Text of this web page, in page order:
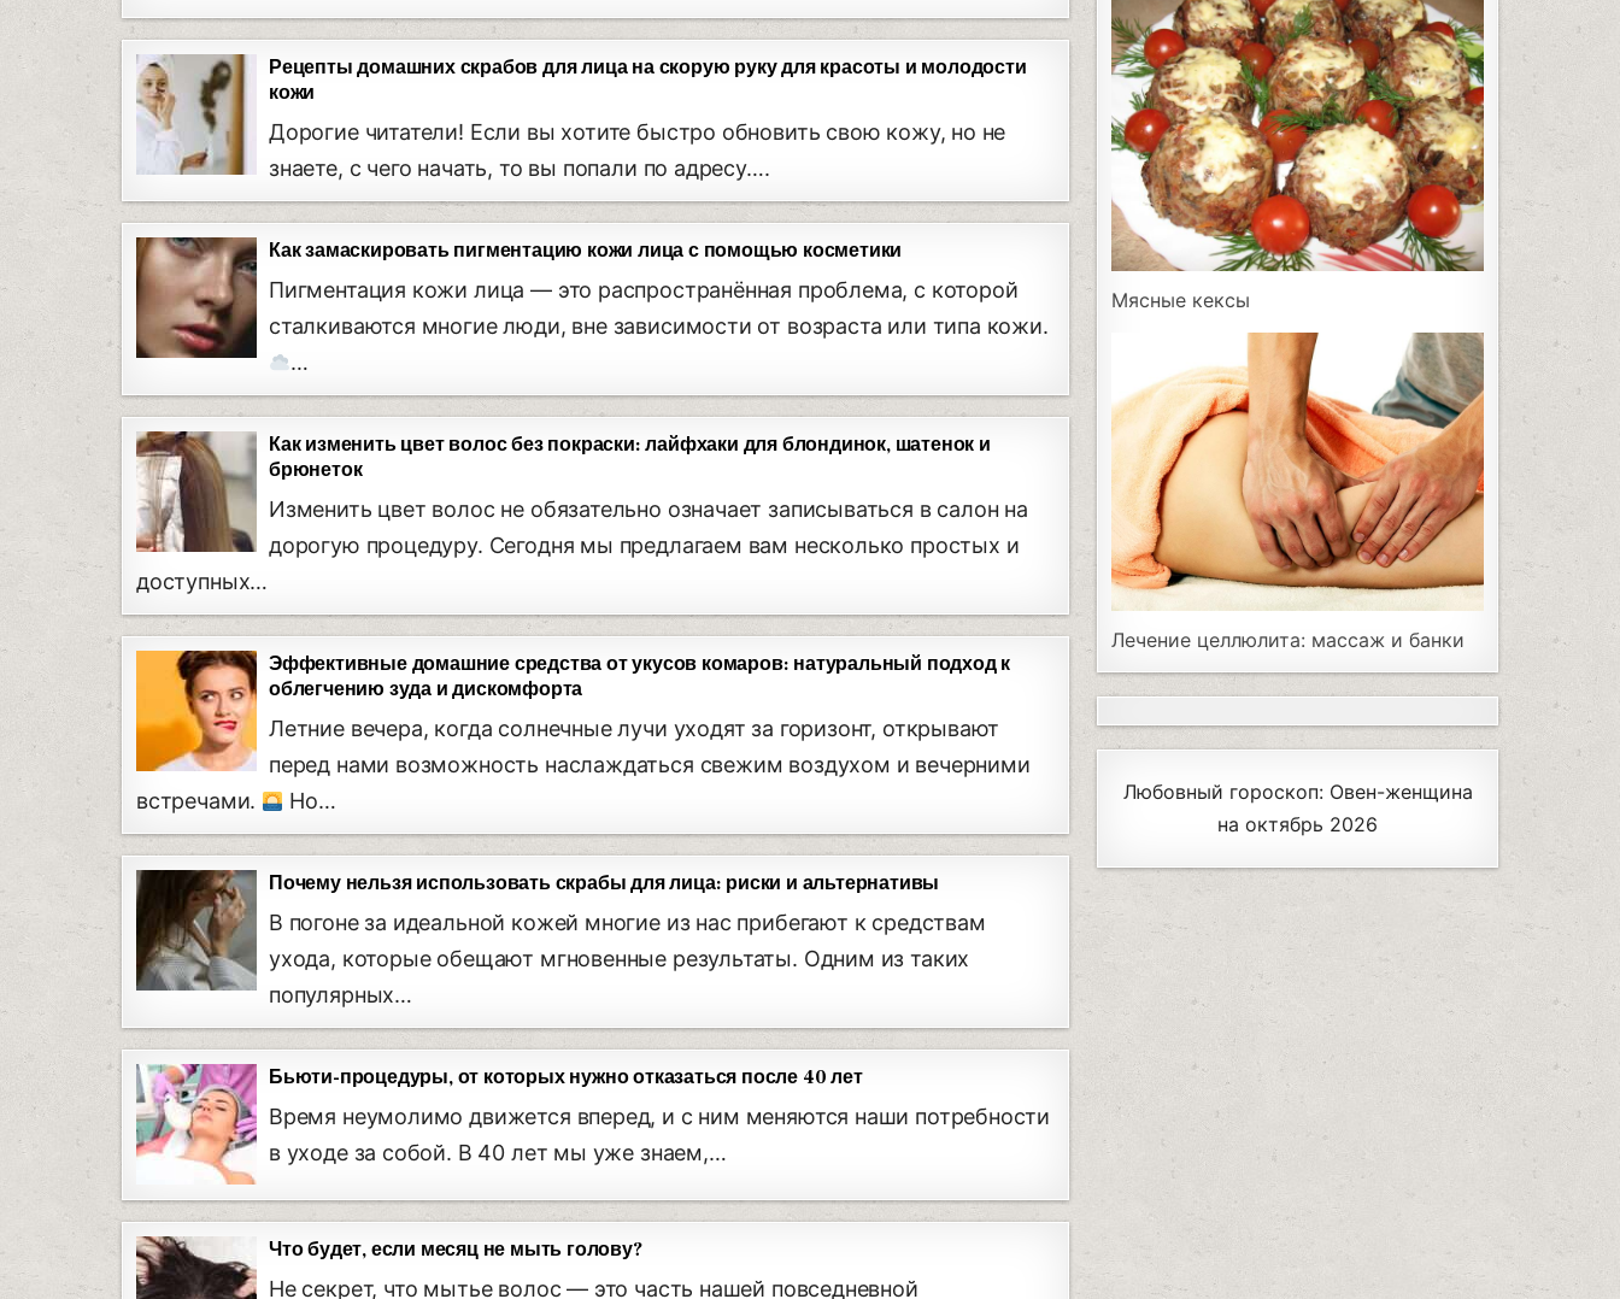
Рецепты домашних скрабов для лица на скорую руку для красоты и молодости
кожи
Дорогие читатели! Если вы хотите быстро обновить свою кожу, но не
знаете, с чего начать, то вы попали по адресу….
Как замаскировать пигментацию кожи лица с помощью косметики
Пигментация кожи лица — это распространённая проблема, с которой
сталкиваются многие люди, вне зависимости от возраста или типа кожи.
…
Как изменить цвет волос без покраски: лайфхаки для блондинок, шатенок и
брюнеток
Изменить цвет волос не обязательно означает записываться в салон на
дорогую процедуру. Сегодня мы предлагаем вам несколько простых и
доступных…
Эффективные домашние средства от укусов комаров: натуральный подход к
облегчению зуда и дискомфорта
Летние вечера, когда солнечные лучи уходят за горизонт, открывают
перед нами возможность наслаждаться свежим воздухом и вечерними
встречами.
Но…
Почему нельзя использовать скрабы для лица: риски и альтернативы
В погоне за идеальной кожей многие из нас прибегают к средствам
ухода, которые обещают мгновенные результаты. Одним из таких
популярных…
Бьюти-процедуры, от которых нужно отказаться после 40 лет
Время неумолимо движется вперед, и с ним меняются наши потребности
в уходе за собой. В 40 лет мы уже знаем,…
Что будет, если месяц не мыть голову?
Не секрет, что мытье волос — это часть нашей повседневной
Мясные кексы
Лечение целлюлита: массаж и банки
Любовный гороскоп: Овен-женщина
на октябрь 2026